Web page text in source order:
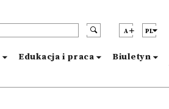
A PL
Edukacja i praca Biuletyn